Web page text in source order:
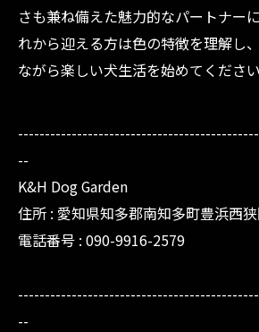
さも兼ね備えた魅力的なパートナー
れから迎える方は色の特徴を理解し
ながら楽しい犬生活を始めてください
--
K&H Dog Garden
住所 : 愛知県知多郡南知多町豊浜西
電話番号 : 090-9916-2579
--